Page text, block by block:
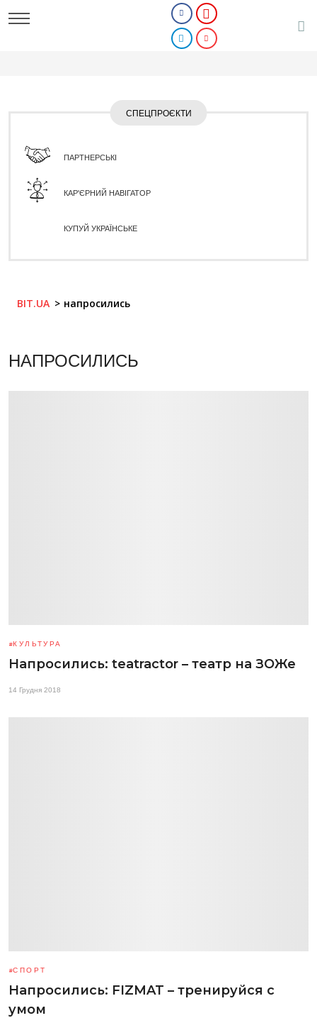
СПЕЦПРОЄКТИ
ПАРТНЕРСЬКІ
КАР'ЄРНИЙ НАВІГАТОР
КУПУЙ УКРАЇНСЬКЕ
BIT.UA напросились
НАПРОСИЛИСЬ
КУЛЬТУРА
Напросились: teatractor – театр на ЗОЖе
14 Грудня 2018
СПОРТ
Напросились: FIZMAT – тренируйся с
умом